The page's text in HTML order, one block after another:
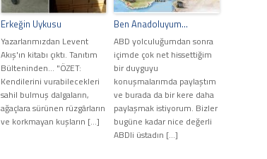
Erkeğin Uykusu
Yazarlarımızdan Levent
Akış'ın kitabı çıktı. Tanıtım
Bülteninden... "ÖZET:
Kendilerini vurabilecekleri
sahil bulmuş dalgaların,
ağaçlara sürünen rüzgârların
ve korkmayan kuşların […]
Ben Anadoluyum…
ABD yolculuğumdan sonra
içimde çok net hissettiğim
bir duyguyu
konuşmalarımda paylaştım
ve burada da bir kere daha
paylaşmak istiyorum. Bizler
bugüne kadar nice değerli
ABDli üstadın […]